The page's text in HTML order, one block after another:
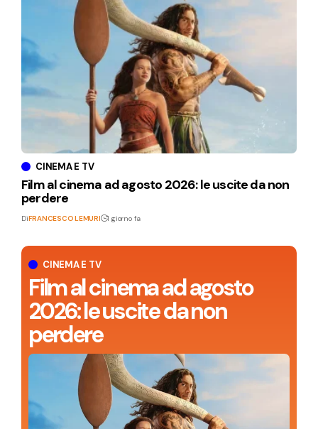
CINEMA E TV
Film al cinema ad agosto
2026: le uscite da non
perdere
CINEMA E TV
Film al cinema ad agosto 2026: le uscite da non
perdere
DiFRANCESCO LEMURI 1 giorno fa